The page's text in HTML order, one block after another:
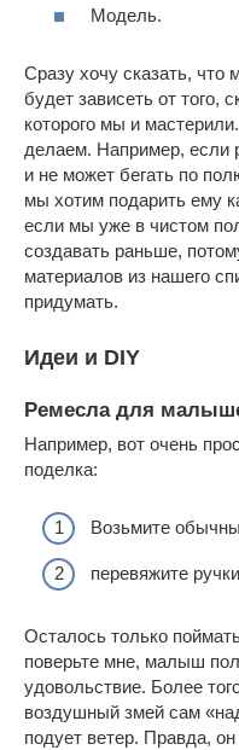
Модель.
Сразу хочу сказать, что
будет зависеть от того,
которого мы и
делаем. Например, если
и не может бегать по
мы хотим подарить ему
если мы уже в чистом
создавать раньше,
материалов из нашего
придумать.
Идеи и DIY
Ремесла для
Например, вот очень
поделка:
Возьмите
перевяжите
Осталось только
поверьте мне, малыш
удовольствие. Более
воздушный змей сам
подует ветер. Правда,